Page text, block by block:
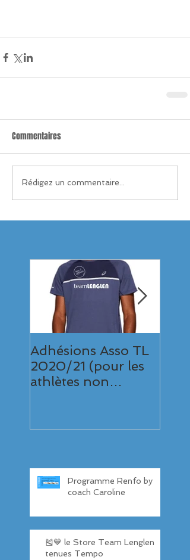
Commentaires
Rédigez un commentaire...
Adhésions Asso TL
2020/21 (pour les
athlètes non
Programme Renfo by
coach Caroline
🎽💙 le Store Team Lenglen
tenues Tempo